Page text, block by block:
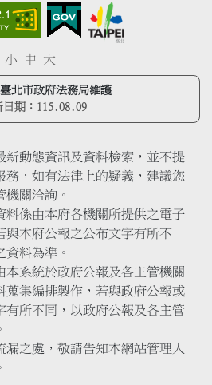
小 中 大
北市政府法務局維護
日期： 115.08.09
新動態資訊及資料檢索，並不提
務，如有法律上的疑義，建議您
關洽詢。
料係由本府各機關所提供之電子
與本府公報之公布文字有所不
資料為準。
本系統於政府公報及各主管機關
蒐集編排製作，若與政府公報或
有所不同，以政府公報及各主管
漏之處，敬請告知本網站管理人